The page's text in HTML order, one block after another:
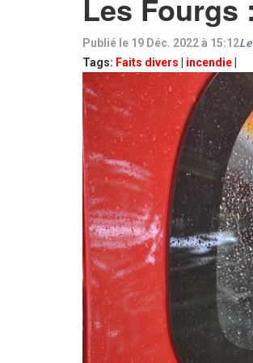
Les
Publié le 19 Déc. 2022 à 15:12
Tags: Faits divers incendie